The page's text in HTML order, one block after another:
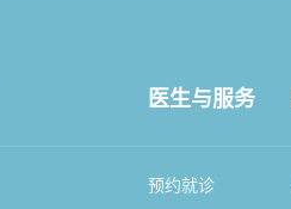
医生与服务
预约就诊